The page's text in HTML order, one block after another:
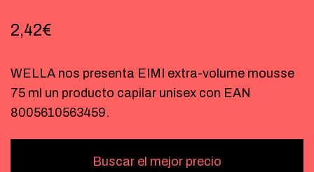
2,42€
WELLA nos presenta EIMI extra-volume mousse
75 ml un producto capilar unisex con EAN
8005610563459.
Buscar el mejor precio